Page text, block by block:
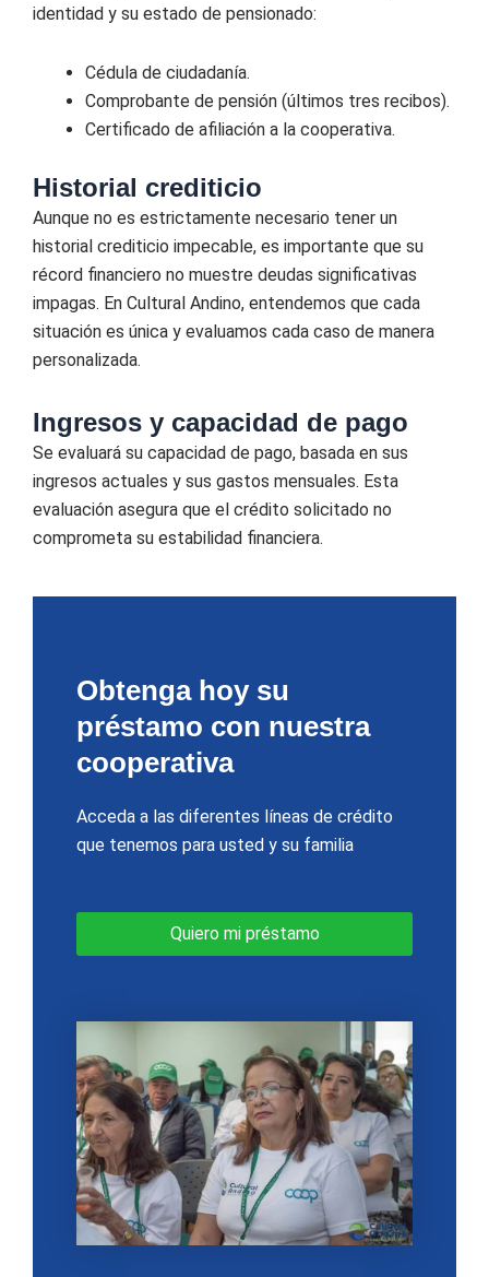
identidad y su estado de pensionado:
Cédula de ciudadanía.
Comprobante de pensión (últimos tres recibos).
Certificado de afiliación a la cooperativa.
Historial crediticio
Aunque no es estrictamente necesario tener un
historial crediticio impecable, es importante que su
récord financiero no muestre deudas significativas
impagas. En Cultural Andino, entendemos que cada
situación es única y evaluamos cada caso de manera
personalizada.
Ingresos y capacidad de pago
Se evaluará su capacidad de pago, basada en sus
ingresos actuales y sus gastos mensuales. Esta
evaluación asegura que el crédito solicitado no
comprometa su estabilidad financiera.
Obtenga hoy su
préstamo con nuestra
cooperativa
Acceda a las diferentes líneas de crédito
que tenemos para usted y su familia
Quiero mi préstamo